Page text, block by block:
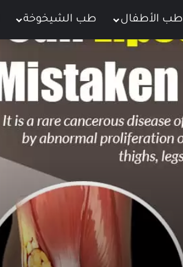
طب الأطفال طب الشيخوخة